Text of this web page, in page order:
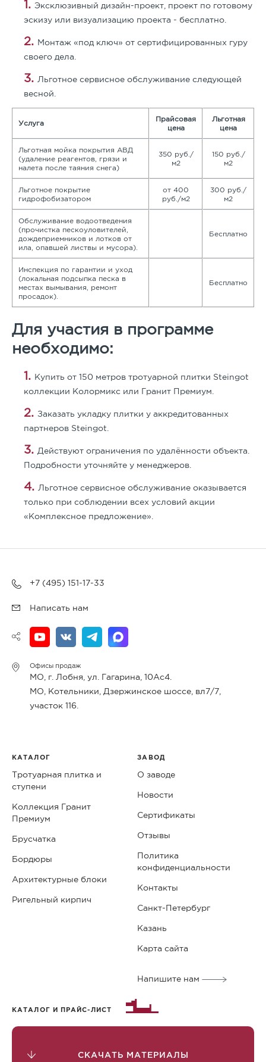
Эксклюзивный дизайн-проект, проект по готовому
эскизу или визуализацию проекта - бесплатно.
Монтаж «под ключ» от сертифицированных гуру
своего дела.
Льготное сервисное обслуживание следующей
весной.
Услуга
Прайсовая
цена
Льготная
цена
Льготная мойка покрытия АВД
(удаление реагентов, грязи и
налета после таяния снега)
350 руб./
м2
150 руб./
м2
Льготное покрытие
гидрофобизатором
от 400
руб./м2
300 руб./
м2
Обслуживание водоотведения
(прочистка пескоуловителей,
дождеприемников и лотков от
ила, опавшей листвы и мусора).
Бесплатно
Инспекция по гарантии и уход
(локальная подсыпка песка в
местах вымывания, ремонт
просадок).
Бесплатно
Для участия в программе
необходимо:
Купить от 150 метров тротуарной плитки Steingot
коллекции Колормикс или Гранит Премиум.
Заказать укладку плитки у аккредитованных
партнеров Steingot.
Действуют ограничения по удалённости объекта.
Подробности уточняйте у менеджеров.
Льготное сервисное обслуживание оказывается
только при соблюдении всех условий акции
«Комплексное предложение».
+7 (495) 151-17-33
Написать нам
Офисы продаж
МО, г. Лобня, ул. Гагарина, 10Ас4.
МО, Котельники, Дзержинское шоссе, вл7/7,
участок 116.
КАТАЛОГ
Тротуарная плитка и
ступени
Коллекция Гранит
Премиум
Брусчатка
Бордюры
Архитектурные блоки
Ригельный кирпич
ЗАВОД
О заводе
Новости
Сертификаты
Отзывы
Политика
конфиденциальности
Контакты
Санкт-Петербург
Казань
Карта сайта
Напишите нам
КАТАЛОГ И ПРАЙС-ЛИСТ
СКАЧАТЬ МАТЕРИАЛЫ